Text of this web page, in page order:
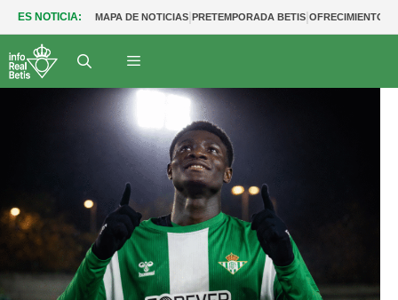
ES NOTICIA: MAPA DE NOTICIAS|PRETEMPORADA BETIS|OFRECIMIENTOS